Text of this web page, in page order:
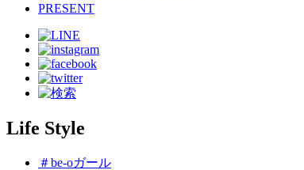
PRESENT
Life Style
＃be-oガール